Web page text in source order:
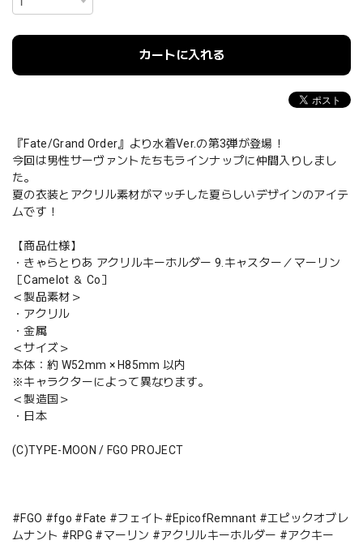
カートに入れる
『Fate/Grand Order』より水着Ver.の第3弾が登場！
今回は男性サーヴァントたちもラインナップに仲間入りしまし
た。
夏の衣装とアクリル素材がマッチした夏らしいデザインのアイテ
ムです！
【商品仕様】
・きゃらとりあ アクリルキーホルダー 9.キャスター／マーリン
［Camelot ＆ Co］
＜製品素材＞
・アクリル
・金属
＜サイズ＞
本体：約 W52mm × H85mm 以内
※キャラクターによって異なります。
＜製造国＞
・日本
(C)TYPE-MOON / FGO PROJECT
#FGO #fgo #Fate #フェイト#EpicofRemnant #エピックオブレ
ムナント #RPG #マーリン #アクリルキーホルダー #アクキー